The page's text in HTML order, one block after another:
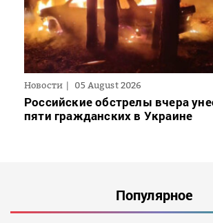
Новости 05 August 2026
Российские обстрелы вчера
пяти гражданских в Украине
Популярное